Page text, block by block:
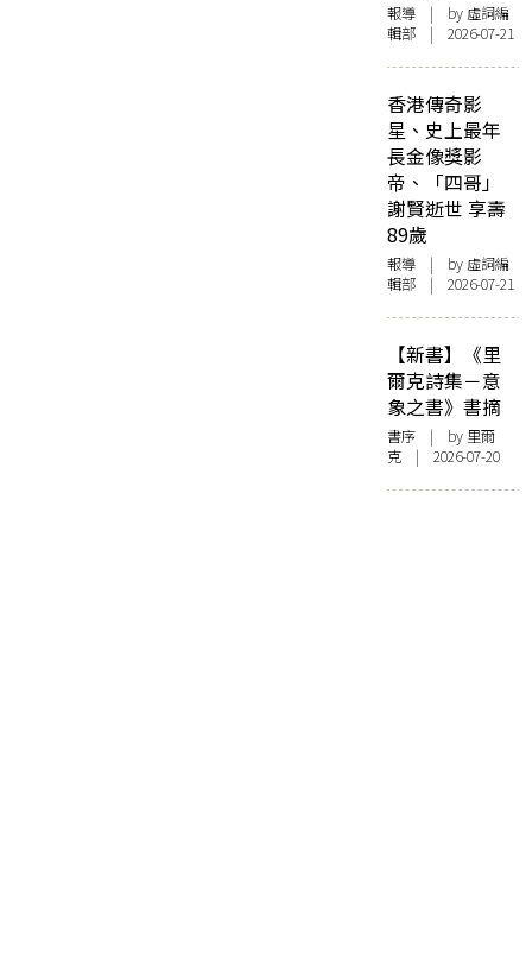
報導 | by 虛詞編
輯部 | 2026-07-21
香港傳奇影
星、史上最年
長金像獎影
帝、「四哥」
謝賢逝世 享壽
89歲
報導 | by 虛詞編
輯部 | 2026-07-21
【新書】《里
爾克詩集－意
象之書》書摘
書序 | by 里爾
克 | 2026-07-20